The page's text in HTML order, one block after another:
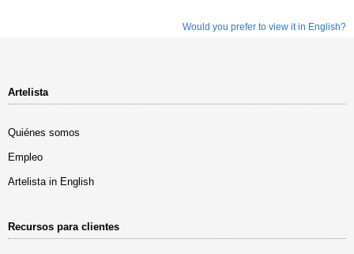
Would you prefer to view it in English?
Artelista
Quiénes somos
Empleo
Artelista in English
Recursos para clientes